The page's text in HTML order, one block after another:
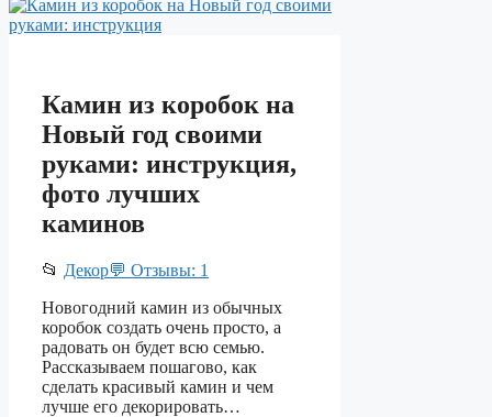
Камин из коробок на
Новый год своими
руками: инструкция,
фото лучших
каминов
📂 Декор💬 Отзывы: 1
Новогодний камин из обычных
коробок создать очень просто, а
радовать он будет всю семью.
Рассказываем пошагово, как
сделать красивый камин и чем
лучше его декорировать…